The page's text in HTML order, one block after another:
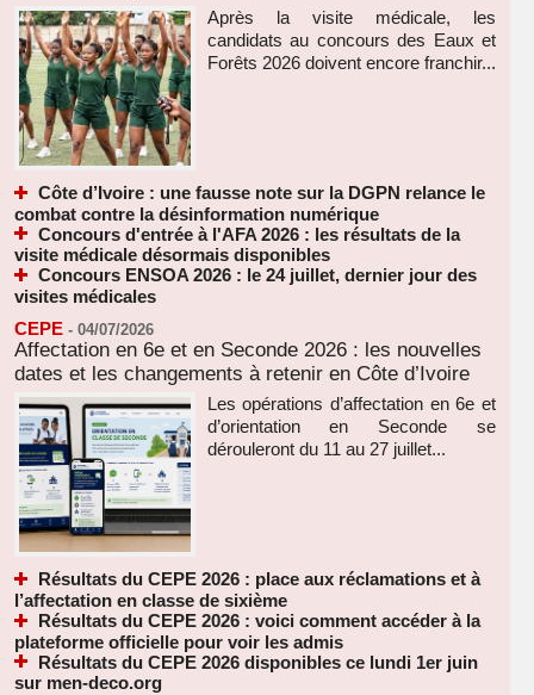
Après la visite médicale, les
candidats au concours des Eaux et
Forêts 2026 doivent encore franchir...
Côte d’Ivoire : une fausse note sur la DGPN relance le
combat contre la désinformation numérique
Concours d'entrée à l'AFA 2026 : les résultats de la
visite médicale désormais disponibles
Concours ENSOA 2026 : le 24 juillet, dernier jour des
visites médicales
CEPE - 04/07/2026
Affectation en 6e et en Seconde 2026 : les nouvelles
dates et les changements à retenir en Côte d’Ivoire
Les opérations d’affectation en 6e et
d’orientation en Seconde se
dérouleront du 11 au 27 juillet...
Résultats du CEPE 2026 : place aux réclamations et à
l’affectation en classe de sixième
Résultats du CEPE 2026 : voici comment accéder à la
plateforme officielle pour voir les admis
Résultats du CEPE 2026 disponibles ce lundi 1er juin
sur men-deco.org